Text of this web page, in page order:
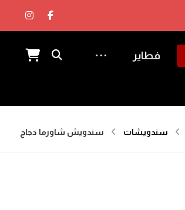
فطاير
سندويشات سندويش شاورما دجاج